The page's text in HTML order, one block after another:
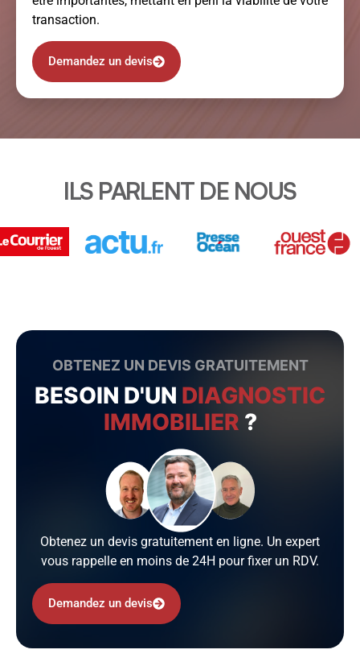
transaction.
Demandez un devis
ILS PARLENT DE NOUS
OBTENEZ UN DEVIS GRATUITEMENT
BESOIN D'UN DIAGNOSTIC
IMMOBILIER ?
Obtenez un devis gratuitement en ligne. Un expert
vous rappelle en moins de 24H pour fixer un RDV.
Demandez un devis